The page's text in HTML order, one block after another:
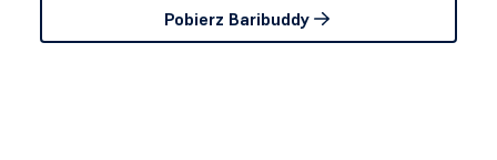
Pobierz Baribuddy